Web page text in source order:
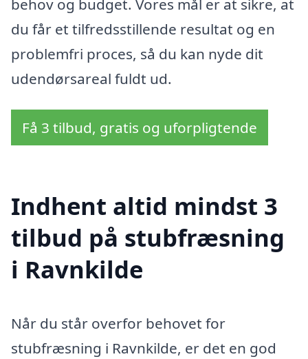
behov og budget. Vores mål er at sikre, at
du får et tilfredsstillende resultat og en
problemfri proces, så du kan nyde dit
udendørsareal fuldt ud.
Få 3 tilbud, gratis og uforpligtende
Indhent altid mindst 3
tilbud på stubfræsning
i Ravnkilde
Når du står overfor behovet for
stubfræsning i Ravnkilde, er det en god